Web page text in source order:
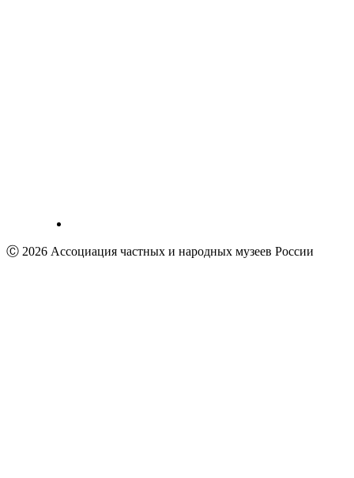
Ⓒ 2026 Ассоциация частных и народных музеев России